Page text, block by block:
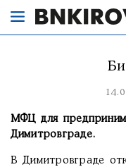
МФЦ для
Димитровграде.
В Димитровграде